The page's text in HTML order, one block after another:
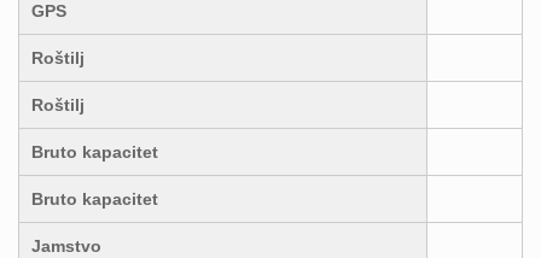
GPS
Roštilj
Roštilj
Bruto kapacitet
Bruto kapacitet
Jamstvo